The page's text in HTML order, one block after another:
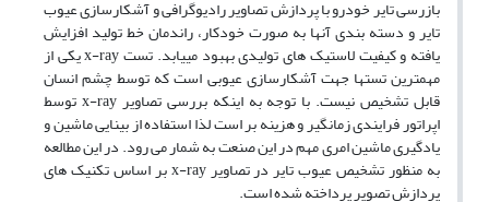
بازرسی تایر خودرو با پردازش تصاویر رادیوگرافی و آشکارسازی عیوب
تایر و دسته بندی آنها به صورت خودکار، راندمان خط تولید افزایش
یافته و کیفیت لاستیک های تولیدی بهبود مییابد. تست x-ray یکی از
مهمترین تستها جهت آشکارسازی عیوبی است که توسط چشم انسان
قابل تشخیص نیست. با توجه به اینکه بررسی تصاویر x-ray توسط
اپراتور فرایندی زمانگیر و هزینه بر است لذا استفاده از بینایی ماشین و
یادگیری ماشین امری مهم در این صنعت به شمار می رود. در این مطالعه
به منظور تشخیص عیوب تایر در تصاویر x-ray بر اساس تکنیک های
پردازش تصویر پرداخته شده است.